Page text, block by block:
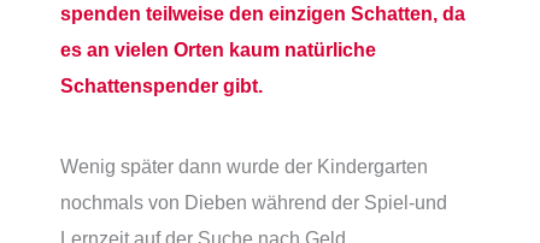
spenden teilweise den einzigen Schatten, da
es an vielen Orten kaum natürliche
Schattenspender gibt.
Wenig später dann wurde der Kindergarten
nochmals von Dieben während der Spiel-und
Lernzeit auf der Suche nach Geld